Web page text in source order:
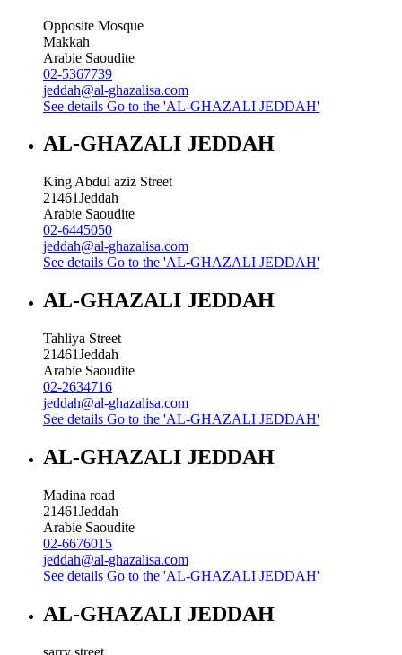
Opposite Mosque
Makkah
Arabie Saoudite
02-5367739
jeddah@al-ghazalisa.com
See details Go to the 'AL-GHAZALI JEDDAH'
AL-GHAZALI JEDDAH
King Abdul aziz Street
21461Jeddah
Arabie Saoudite
02-6445050
jeddah@al-ghazalisa.com
See details Go to the 'AL-GHAZALI JEDDAH'
AL-GHAZALI JEDDAH
Tahliya Street
21461Jeddah
Arabie Saoudite
02-2634716
jeddah@al-ghazalisa.com
See details Go to the 'AL-GHAZALI JEDDAH'
AL-GHAZALI JEDDAH
Madina road
21461Jeddah
Arabie Saoudite
02-6676015
jeddah@al-ghazalisa.com
See details Go to the 'AL-GHAZALI JEDDAH'
AL-GHAZALI JEDDAH
sarry street